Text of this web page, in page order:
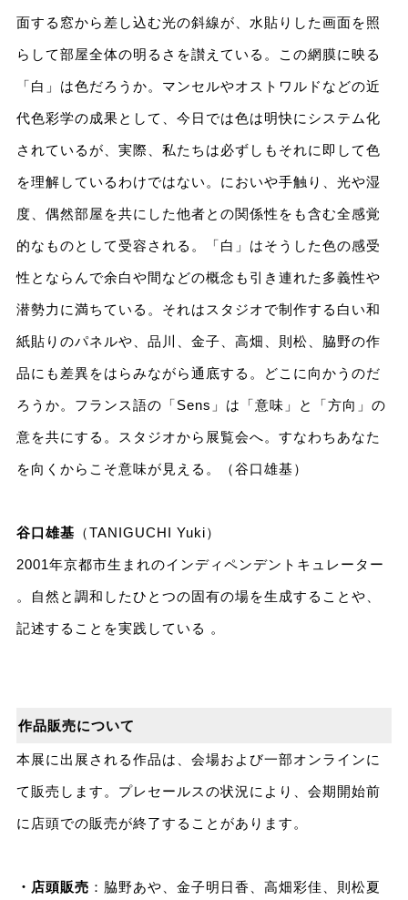
面する窓から差し込む光の斜線が、水貼りした画面を照
らして部屋全体の明るさを讃えている。この網膜に映る
「白」は色だろうか。マンセルやオストワルドなどの近
代色彩学の成果として、今日では色は明快にシステム化
されているが、実際、私たちは必ずしもそれに即して色
を理解しているわけではない。においや手触り、光や湿
度、偶然部屋を共にした他者との関係性をも含む全感覚
的なものとして受容される。「白」はそうした色の感受
性とならんで余白や間などの概念も引き連れた多義性や
潜勢力に満ちている。それはスタジオで制作する白い和
紙貼りのパネルや、品川、金子、高畑、則松、脇野の作
品にも差異をはらみながら通底する。どこに向かうのだ
ろうか。フランス語の「Sens」は「意味」と「方向」の
意を共にする。スタジオから展覧会へ。すなわちあなた
を向くからこそ意味が見える。（谷口雄基）
谷口雄基 （TANIGUCHI Yuki）
2001年京都市生まれのインディペンデントキュレーター
。自然と調和したひとつの固有の場を生成することや、
記述することを実践している 。
作品販売について
本展に出展される作品は、会場および一部オンラインに
て販売します。プレセールスの状況により、会期開始前
に店頭での販売が終了することがあります。
・店頭販売 ：脇野あや、金子明日香、高畑彩佳、則松夏